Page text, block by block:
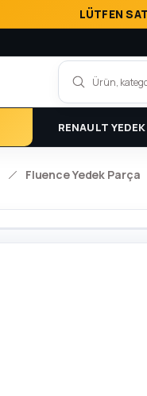
LÜTFEN
RENAULT
Fluence Yedek Parça